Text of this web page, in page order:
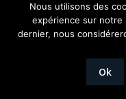
Nous utilisons des
expérience sur notre
dernier, nous
Ok